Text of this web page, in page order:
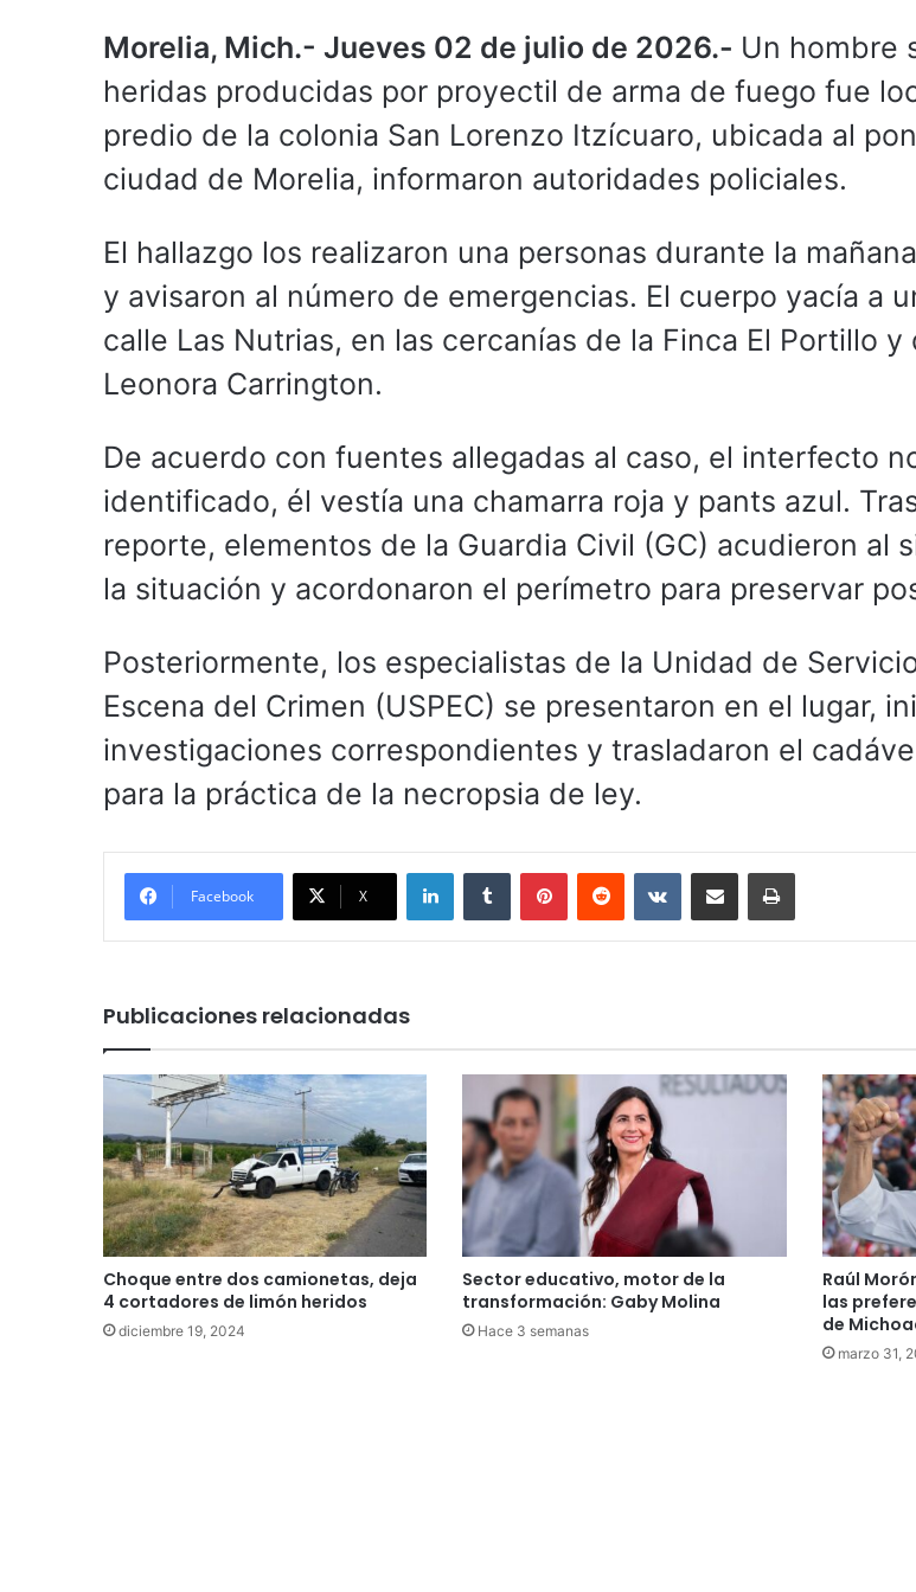
Morelia, Mich.- Jueves 02 de julio de 2026.- Un hombre
heridas producidas por proyectil de arma de fuego fue
predio de la colonia San Lorenzo Itzícuaro, ubicada al
ciudad de Morelia, informaron autoridades policiales.
El hallazgo los realizaron una personas durante la
y avisaron al número de emergencias. El cuerpo yacía a
calle Las Nutrias, en las cercanías de la Finca El Portillo y
Leonora Carrington.
De acuerdo con fuentes allegadas al caso, el interfecto
identificado, él vestía una chamarra roja y pants azul.
reporte, elementos de la Guardia Civil (GC) acudieron al
la situación y acordonaron el perímetro para preservar
Posteriormente, los especialistas de la Unidad de
Escena del Crimen (USPEC) se presentaron en el lugar,
investigaciones correspondientes y trasladaron el
para la práctica de la necropsia de ley.
Facebook X
LinkedInTumblr PinterestReddit VKontakteCompartir por correo electrónicoImprimir
Publicaciones relacionadas
Choque entre dos camionetas, deja
4 cortadores de limón heridos
diciembre 19, 2024
Sector educativo, motor de la
transformación: Gaby Molina
Hace 3 semanas
Raúl
las
de
marzo 31,